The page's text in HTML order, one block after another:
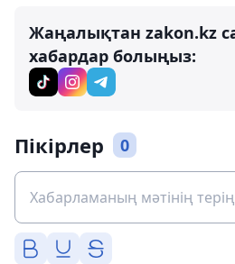
Жаңалықтан zakon.kz
хабардар болыңыз:
Пікірлер 0